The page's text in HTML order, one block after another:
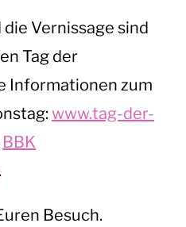
Vernissage sind
Tag der
Informationen zum
www.tag-der-
BBK
.
Besuch.